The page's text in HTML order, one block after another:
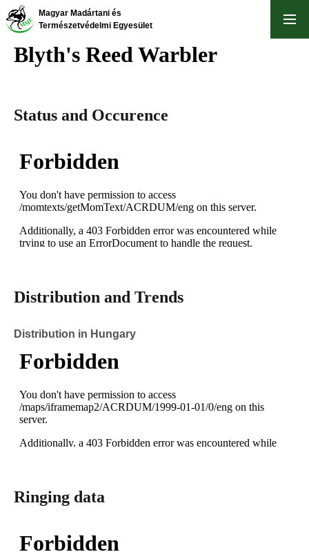
Skip
to
content
Magyar Madártani és
Természetvédelmi Egyesület
Blyth's Reed Warbler
Status and Occurence
Distribution and Trends
Distribution in Hungary
Ringing data